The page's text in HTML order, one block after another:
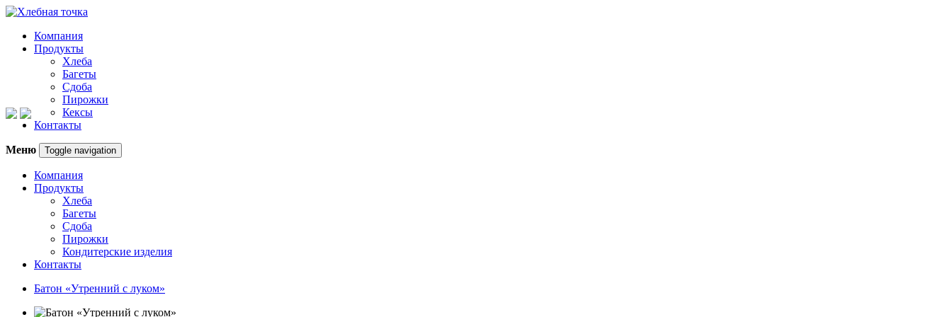
Компания
Продукты
Хлеба
Багеты
Сдоба
Пирожки
Кексы
Контакты
Меню Toggle navigation
Компания
Продукты
Хлеба
Багеты
Сдоба
Пирожки
Кондитерские изделия
Контакты
Батон «Утренний с луком»